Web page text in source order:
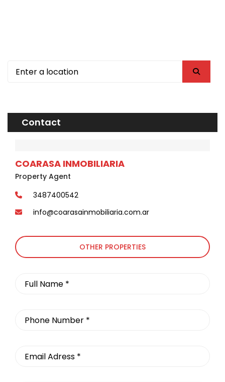
Contact
COARASA INMOBILIARIA
Property Agent
3487400542
info@coarasainmobiliaria.com.ar
OTHER PROPERTIES